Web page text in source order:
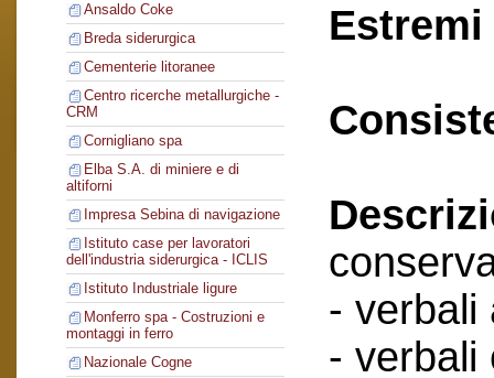
Ansaldo Coke
Breda siderurgica
Cementerie litoranee
Centro ricerche metallurgiche -
CRM
Cornigliano spa
Elba S.A. di miniere e di
altiforni
Impresa Sebina di navigazione
Istituto case per lavoratori
dell'industria siderurgica - ICLIS
Istituto Industriale ligure
Monferro spa - Costruzioni e
montaggi in ferro
Nazionale Cogne
- verbali
- verbali